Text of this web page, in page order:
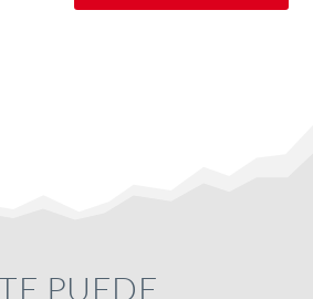
PUEDE